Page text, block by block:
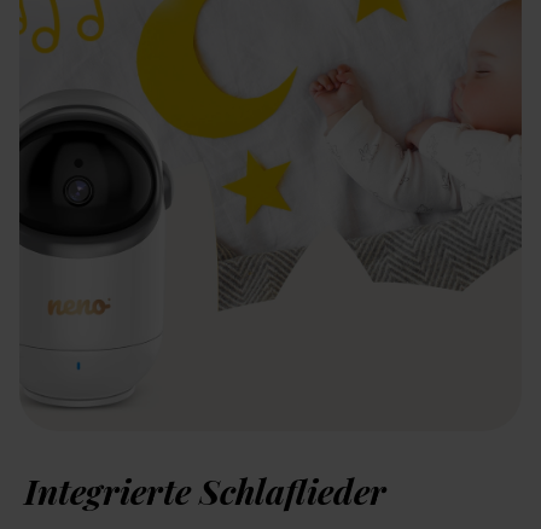
Integrierte Schlaflieder